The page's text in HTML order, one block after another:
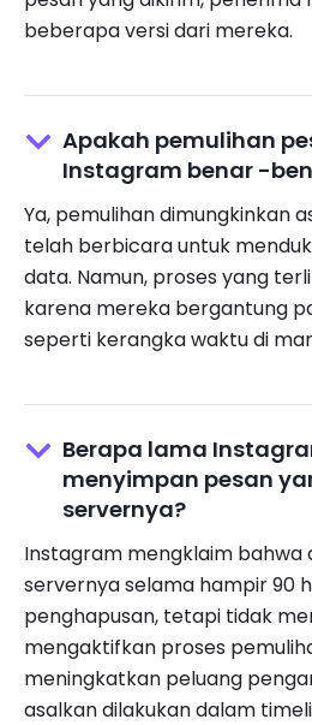
beberapa versi dari mereka.
Apakah pemulihan
Instagram benar -
Ya, pemulihan dimungkinkan
telah berbicara untuk
data. Namun, proses yang
karena mereka bergantung
seperti kerangka waktu di
Berapa lama
menyimpan pesan
servernya?
Instagram mengklaim bahwa
servernya selama hampir 90
penghapusan, tetapi tidak
mengaktifkan proses
meningkatkan peluang
asalkan dilakukan dalam